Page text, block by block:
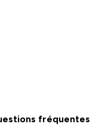
fréquentes